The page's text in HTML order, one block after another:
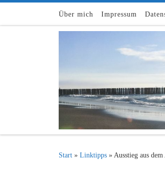
Zum Inhalt springen
Über mich Impressum
Start » Linktipps » Ausstieg aus dem